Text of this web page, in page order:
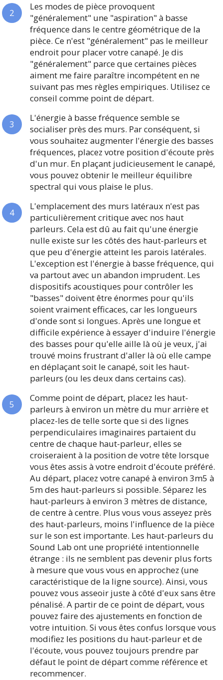
Les modes de pièce provoquent
"généralement" une "aspiration" à basse
fréquence dans le centre géométrique de la
pièce. Ce n'est "généralement" pas le meilleur
endroit pour placer votre canapé. Je dis
"généralement" parce que certaines pièces
aiment me faire paraître incompétent en ne
suivant pas mes règles empiriques. Utilisez ce
conseil comme point de départ.
L'énergie à basse fréquence semble se
socialiser près des murs. Par conséquent, si
vous souhaitez augmenter l'énergie des basses
fréquences, placez votre position d'écoute près
d'un mur. En plaçant judicieusement le canapé,
vous pouvez obtenir le meilleur équilibre
spectral qui vous plaise le plus.
L'emplacement des murs latéraux n'est pas
particulièrement critique avec nos haut
parleurs. Cela est dû au fait qu'une énergie
nulle existe sur les côtés des haut-parleurs et
que peu d'énergie atteint les parois latérales.
L'exception est l'énergie à basse fréquence, qui
va partout avec un abandon imprudent. Les
dispositifs acoustiques pour contrôler les
"basses" doivent être énormes pour qu'ils
soient vraiment efficaces, car les longueurs
d'onde sont si longues. Après une longue et
difficile expérience à essayer d'induire l'énergie
des basses pour qu'elle aille là où je veux, j'ai
trouvé moins frustrant d'aller là où elle campe
en déplaçant soit le canapé, soit les haut-
parleurs (ou les deux dans certains cas).
Comme point de départ, placez les haut-
parleurs à environ un mètre du mur arrière et
placez-les de telle sorte que si des lignes
perpendiculaires imaginaires partaient du
centre de chaque haut-parleur, elles se
croiseraient à la position de votre tête lorsque
vous êtes assis à votre endroit d'écoute préféré.
Au départ, placez votre canapé à environ 3m5 à
5m des haut-parleurs si possible. Séparez les
haut-parleurs à environ 3 mètres de distance,
de centre à centre. Plus vous vous asseyez près
des haut-parleurs, moins l'influence de la pièce
sur le son est importante. Les haut-parleurs du
Sound Lab ont une propriété intentionnelle
étrange : ils ne semblent pas devenir plus forts
à mesure que vous vous en approchez (une
caractéristique de la ligne source). Ainsi, vous
pouvez vous asseoir juste à côté d'eux sans être
pénalisé. A partir de ce point de départ, vous
pouvez faire des ajustements en fonction de
votre intuition. Si vous êtes confus lorsque vous
modifiez les positions du haut-parleur et de
l'écoute, vous pouvez toujours prendre par
défaut le point de départ comme référence et
recommencer.